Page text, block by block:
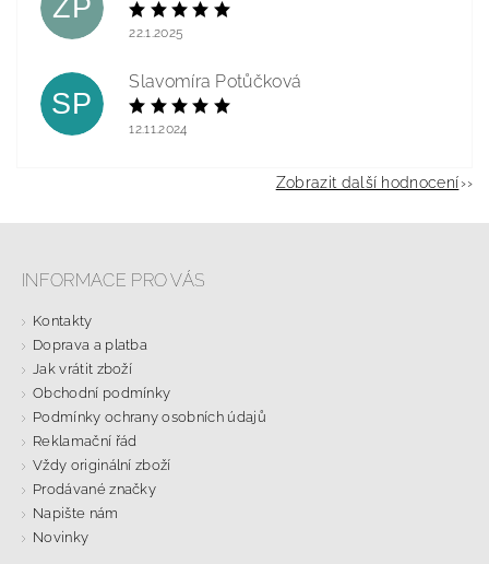
ZP
22.1.2025
SP
Slavomíra Potůčková
12.11.2024
Zobrazit další hodnocení
INFORMACE PRO VÁS
Kontakty
Doprava a platba
Jak vrátit zboží
Obchodní podmínky
Podmínky ochrany osobních údajů
Reklamační řád
Vždy originální zboží
Prodávané značky
Napište nám
Novinky